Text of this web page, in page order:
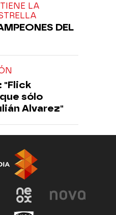
LA
DEL
"Flick
sólo
Alvarez"